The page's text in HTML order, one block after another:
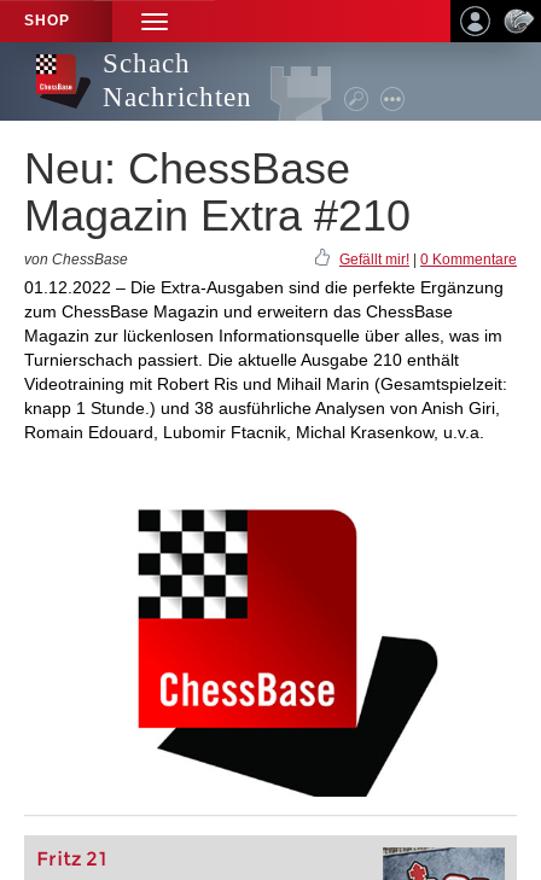
SHOP
TOGGLE
NAVIGATION
Schach
Nachrichten
Neu: ChessBase
Magazin Extra #210
von ChessBase Gefällt mir! 0 Kommentare
01.12.2022 – Die Extra-Ausgaben sind die perfekte Ergänzung
zum ChessBase Magazin und erweitern das ChessBase
Magazin zur lückenlosen Informationsquelle über alles, was im
Turnierschach passiert. Die aktuelle Ausgabe 210 enthält
Videotraining mit Robert Ris und Mihail Marin (Gesamtspielzeit:
knapp 1 Stunde.) und 38 ausführliche Analysen von Anish Giri,
Romain Edouard, Lubomir Ftacnik, Michal Krasenkow, u.v.a.
Fritz 21